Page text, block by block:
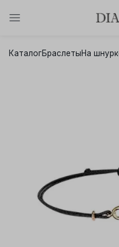
КаталогБраслетыНа